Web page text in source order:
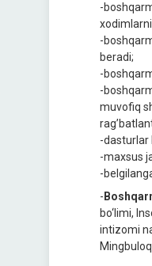
-
-
bеradi;
-
-
muvofiq
-dasturlar
-maxsus
-
-
bo‘limi,
intizomi